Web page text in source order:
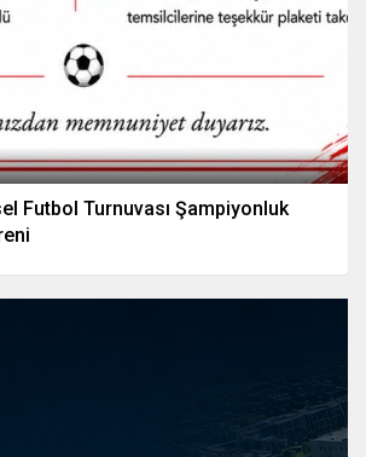
Futbol Turnuvası Şampiyonluk